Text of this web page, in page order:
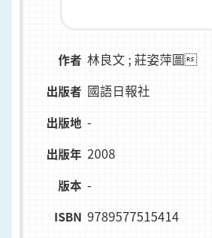
作者 林良文 ; 莊姿萍圖
出版者 國語日報社
出版地 -
出版年 2008
版本 -
ISBN 9789577515414